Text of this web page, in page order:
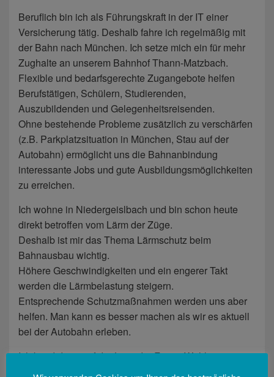
Beruflich bin ich als Führungskraft in der IT einer
Versicherung tätig. Deshalb fahre ich regelmäßig mit
der Bahn nach München. Ich setze mich ein für mehr
Zughalte an unserem Bahnhof Thann-Matzbach.
Flexible und bedarfsgerechte Zugangebote helfen
Berufstätigen, Schülern, Studierenden,
Auszubildenden und Gelegenheitsreisenden.
Ohne bestehende Probleme zusätzlich zu verschärfen
(z.B. Parkplatzsituation in München, Stau auf der
Autobahn) ermöglicht uns die Bahnanbindung
interessante Jobs und gute Ausbildungsmöglichkeiten
zu erreichen.
Ich wohne in Niedergeislbach und bin schon heute
direkt betroffen vom Lärm der Züge.
Deshalb ist mir das Thema Lärmschutz beim
Bahnausbau wichtig.
Höhere Geschwindigkeiten und ein engerer Takt
werden die Lärmbelastung steigern.
Entsprechende Schutzmaßnahmen werden uns aber
helfen. Man kann es besser machen als wir es aktuell
bei der Autobahn erleben.
Ich kandidiere auf der Liste der Freien Wähler